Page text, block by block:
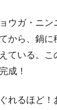
ウガ・ニン
から、鍋に
ている。こ
成！
れるほど！